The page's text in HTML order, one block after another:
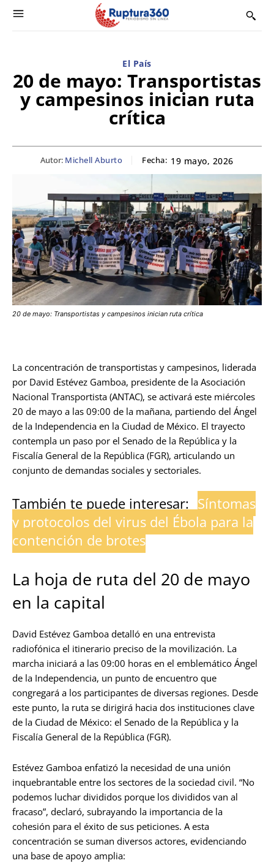
El País
20 de mayo: Transportistas
y campesinos inician ruta
crítica
Autor: Michell Aburto Fecha: 19 mayo, 2026
20 de mayo: Transportistas y campesinos inician ruta crítica
La concentración de transportistas y campesinos, liderada
por David Estévez Gamboa, presidente de la Asociación
Nacional Transportista (ANTAC), se activará este miércoles
20 de mayo a las 09:00 de la mañana, partiendo del Ángel
de la Independencia en la Ciudad de México. El trayecto
contempla un paso por el Senado de la República y la
Fiscalía General de la República (FGR), articulando un
conjunto de demandas sociales y sectoriales.
También te puede interesar: Síntomas
y protocolos del virus del Ébola para la
contención de brotes
La hoja de ruta del 20 de mayo
en la capital
David Estévez Gamboa detalló en una entrevista
radiofónica el itinerario preciso de la movilización. La
marcha iniciará a las 09:00 horas en el emblemático Ángel
de la Independencia, un punto de encuentro que
congregará a los participantes de diversas regiones. Desde
este punto, la ruta se dirigirá hacia dos instituciones clave
de la Ciudad de México: el Senado de la República y la
Fiscalía General de la República (FGR).
Estévez Gamboa enfatizó la necesidad de una unión
inquebrantable entre los sectores de la sociedad civil. “No
podemos luchar divididos porque los divididos van al
fracaso”, declaró, subrayando la importancia de la
cohesión para el éxito de sus peticiones. A esta
concentración se suman diversos actores, evidenciando
una base de apoyo amplia: